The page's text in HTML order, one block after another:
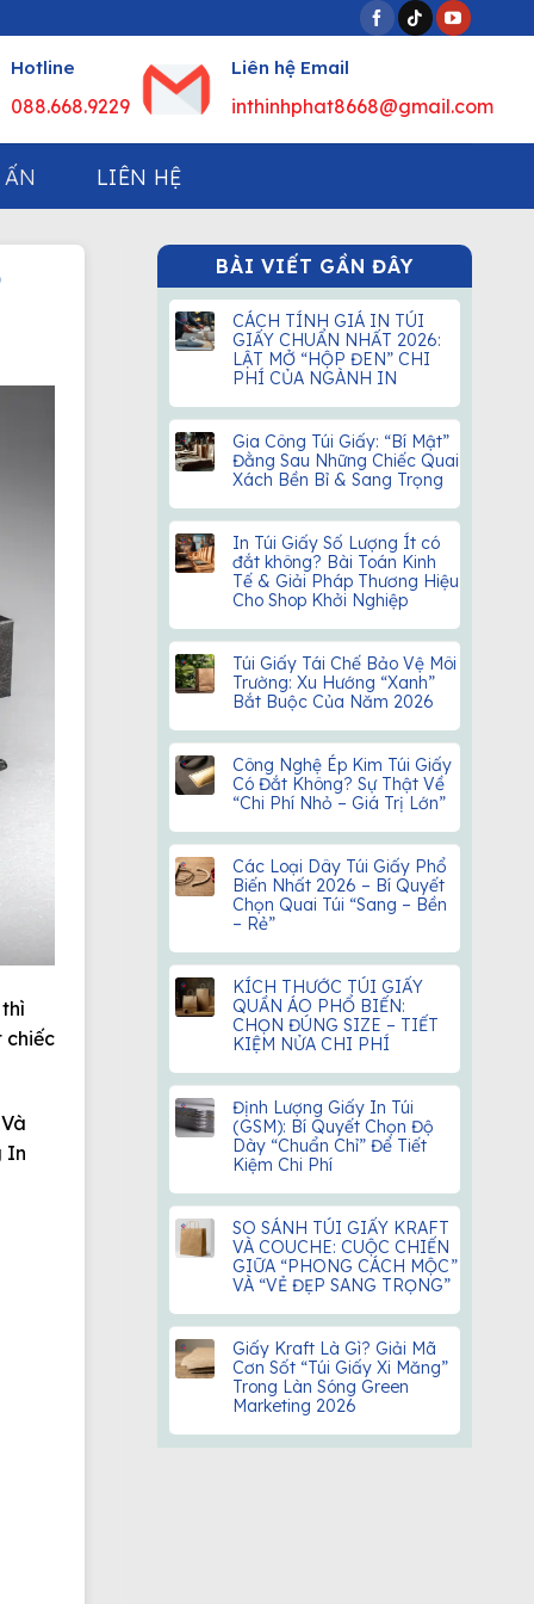
Hotline
088.668.9229
Liên hệ Email
inthinhphat8668@gmail.com
LIÊN HỆ
chiếc
In
BÀI VIẾT GẦN ĐÂY
CÁCH TÍNH GIÁ IN TÚI
GIẤY CHUẨN NHẤT 2026:
LẬT MỞ “HỘP ĐEN” CHI
PHÍ CỦA NGÀNH IN
Gia Công Túi Giấy: “Bí Mật”
Đằng Sau Những Chiếc Quai
Xách Bền Bỉ & Sang Trọng
In Túi Giấy Số Lượng Ít có
đắt không? Bài Toán Kinh
Tế & Giải Pháp Thương Hiệu
Cho Shop Khởi Nghiệp
Túi Giấy Tái Chế Bảo Vệ Môi
Trường: Xu Hướng “Xanh”
Bắt Buộc Của Năm 2026
Công Nghệ Ép Kim Túi Giấy
Có Đắt Không? Sự Thật Về
“Chi Phí Nhỏ – Giá Trị Lớn”
Các Loại Dây Túi Giấy Phổ
Biến Nhất 2026 – Bí Quyết
Chọn Quai Túi “Sang – Bền
– Rẻ”
KÍCH THƯỚC TÚI GIẤY
QUẦN ÁO PHỔ BIẾN:
CHỌN ĐÚNG SIZE – TIẾT
KIỆM NỬA CHI PHÍ
Định Lượng Giấy In Túi
(GSM): Bí Quyết Chọn Độ
Dày “Chuẩn Chỉ” Để Tiết
Kiệm Chi Phí
SO SÁNH TÚI GIẤY KRAFT
VÀ COUCHE: CUỘC CHIẾN
GIỮA “PHONG CÁCH MỘC”
VÀ “VẺ ĐẸP SANG TRỌNG”
Giấy Kraft Là Gì? Giải Mã
Cơn Sốt “Túi Giấy Xi Măng”
Trong Làn Sóng Green
Marketing 2026